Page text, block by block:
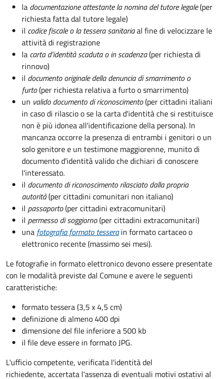
la documentazioneattestante la nomina del tutore legale(per
richiesta fatta dal tutore legale)
il codice fiscale o la tessera sanitariaal fine di velocizzare le
attività di registrazione
la carta d'identità scaduta o in scadenza(per richiesta di
rinnovo)
il documento originale della denuncia di smarrimento o
furto(per richiesta relativa a furto o smarrimento)
un valido documento di riconoscimento(per cittadini italiani
in caso di rilascio o se la carta d'identità che si restituisce
non è più idonea all'identificazione della persona). In
mancanza occorre la presenza di entrambi i genitori o un
solo genitore e un testimone maggiorenne, munito di
documento d'identità valido che dichiari di conoscere
l'interessato.
il documento di riconoscimento rilasciato dalla propria
autorità(per cittadini comunitari non italiano)
il passaporto(per cittadini extracomunitari)
il permesso di soggiorno(per cittadini extracomunitari)
una fotografia formato tessera in formato cartaceo o
elettronico recente (massimo sei mesi).
Le fotografie in formato elettronico devono essere presentate
con le modalità previste dal Comune e avere le seguenti
caratteristiche:
formato tessera (3,5 x 4,5 cm)
definizione di almeno 400 dpi
dimensione del file inferiore a 500 kb
il file deve essere in formato JPG.
L'ufficio competente, verificata l'identità del
richiedente, accertata l'assenza di eventuali motivi ostativi al